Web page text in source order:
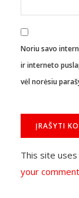
Noriu savo
ir interneto
vėl norėsiu
This site
your